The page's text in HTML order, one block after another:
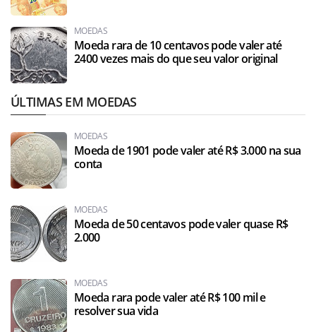
MOEDAS
Moeda rara de 10 centavos pode valer até
2400 vezes mais do que seu valor original
ÚLTIMAS EM MOEDAS
MOEDAS
Moeda de 1901 pode valer até R$ 3.000 na sua
conta
MOEDAS
Moeda de 50 centavos pode valer quase R$
2.000
MOEDAS
Moeda rara pode valer até R$ 100 mil e
resolver sua vida